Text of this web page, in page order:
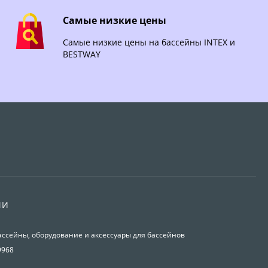
Самые низкие цены
Самые низкие цены на бассейны INTEX и
BESTWAY
оборудование и аксессуары для бассейнов